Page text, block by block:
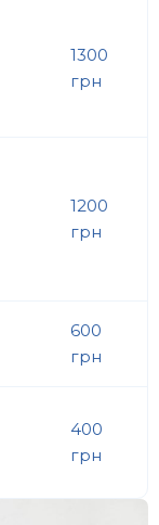
1300
грн
1200
грн
600
грн
400
грн